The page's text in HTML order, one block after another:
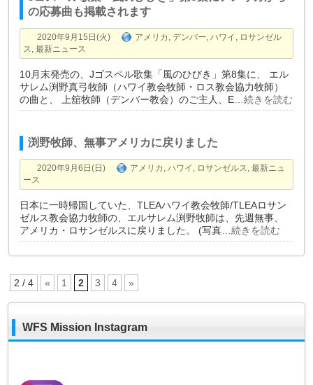
の応募曲も掲載されます
2020年9月15日(火) アメリカ ,デンバー,ハワイ , ロサンゼル
ス,最新ニュース
10月末発売の、Jゴスペル歌集「風のひびき」第8集に、 エル
サレム渕野真弓牧師（ハワイ教会牧師・ロス教会協力牧師）
の曲と、 上舘牧師（デンバー教会）のご主人、E …続きを読む
渕野牧師、無事アメリカに戻りました
2020年9月6日(日) アメリカ ,ハワイ , ロサンゼルス,最新ニュ
ース
日本に一時帰国していた、TLEAハワイ教会牧師/TLEAロサン
ゼルス教会協力牧師の、エルサレム渕野牧師は、先週無事、
アメリカ・ロサンゼルスに戻りました。 (写真 …続きを読む
2 / 4 « 1 2 3 4 »
WFS Mission Instagram